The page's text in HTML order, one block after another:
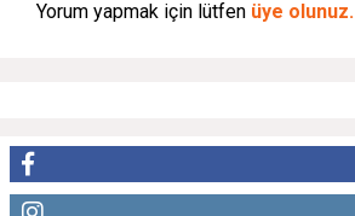
Yorum yapmak için lütfen üye olunuz.